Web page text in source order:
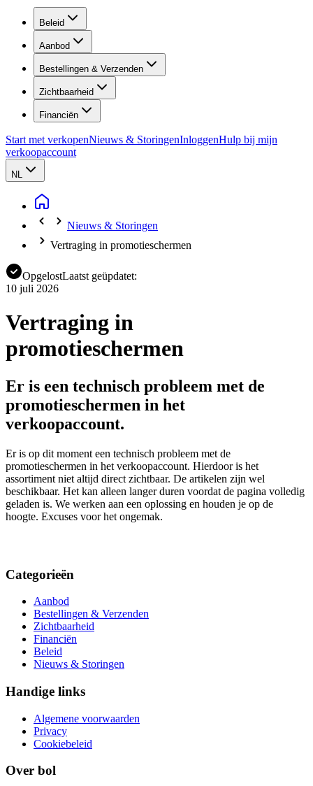
Beleid
Aanbod
Bestellingen & Verzenden
Zichtbaarheid
Financiën
Start met verkopenNieuws & StoringenInloggenHulp bij mijn
verkoopaccount
NL
Nieuws & Storingen
Vertraging in promotieschermen
OpgelostLaatst geüpdatet:
10 juli 2026
Vertraging in
promotieschermen
Er is een technisch probleem met de
promotieschermen in het
verkoopaccount.
Er is op dit moment een technisch probleem met de
promotieschermen in het verkoopaccount. Hierdoor is het
assortiment niet altijd direct zichtbaar. De artikelen zijn wel
beschikbaar. Het kan alleen langer duren voordat de pagina volledig
geladen is. We werken aan een oplossing en houden je op de
hoogte. Excuses voor het ongemak.
Categorieën
Aanbod
Bestellingen & Verzenden
Zichtbaarheid
Financiën
Beleid
Nieuws & Storingen
Handige links
Algemene voorwaarden
Privacy
Cookiebeleid
Over bol